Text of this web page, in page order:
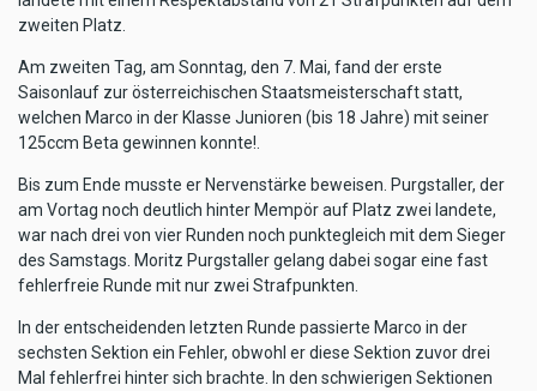
zweiten Platz.
Am zweiten Tag, am Sonntag, den 7. Mai, fand der erste
Saisonlauf zur österreichischen Staatsmeisterschaft statt,
welchen Marco in der Klasse Junioren (bis 18 Jahre) mit seiner
125ccm Beta gewinnen konnte!.
Bis zum Ende musste er Nervenstärke beweisen. Purgstaller, der
am Vortag noch deutlich hinter Mempör auf Platz zwei landete,
war nach drei von vier Runden noch punktegleich mit dem Sieger
des Samstags. Moritz Purgstaller gelang dabei sogar eine fast
fehlerfreie Runde mit nur zwei Strafpunkten.
In der entscheidenden letzten Runde passierte Marco in der
sechsten Sektion ein Fehler, obwohl er diese Sektion zuvor drei
Mal fehlerfrei hinter sich brachte. In den schwierigen Sektionen